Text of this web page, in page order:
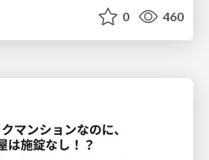
0 460